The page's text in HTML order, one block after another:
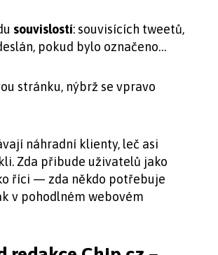
souvislostí: souvisících tweetů,
pokud bylo označeno…
stránku, nýbrž se vpravo
náhradní klienty, leč asi
Zda přibude uživatelů jako
říci — zda někdo potřebuje
v pohodlném webovém